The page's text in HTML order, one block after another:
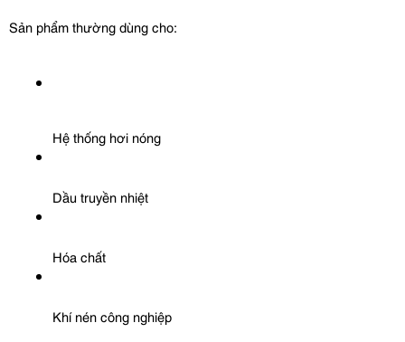
Sản phẩm thường dùng cho:
Hệ thống hơi nóng
Dầu truyền nhiệt
Hóa chất
Khí nén công nghiệp